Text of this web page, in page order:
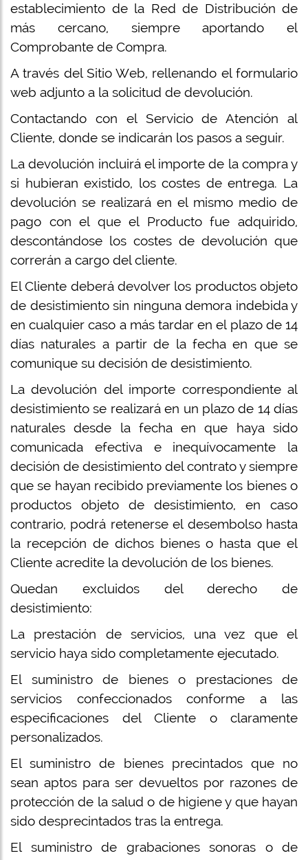
establecimiento de la Red de Distribución de
más cercano, siempre aportando el
Comprobante de Compra.
A través del Sitio Web, rellenando el formulario
web adjunto a la solicitud de devolución.
Contactando con el Servicio de Atención al
Cliente, donde se indicarán los pasos a seguir.
La devolución incluirá el importe de la compra y
si hubieran existido, los costes de entrega. La
devolución se realizará en el mismo medio de
pago con el que el Producto fue adquirido,
descontándose los costes de devolución que
correrán a cargo del cliente.
El Cliente deberá devolver los productos objeto
de desistimiento sin ninguna demora indebida y
en cualquier caso a más tardar en el plazo de 14
días naturales a partir de la fecha en que se
comunique su decisión de desistimiento.
La devolución del importe correspondiente al
desistimiento se realizará en un plazo de 14 días
naturales desde la fecha en que haya sido
comunicada efectiva e inequívocamente la
decisión de desistimiento del contrato y siempre
que se hayan recibido previamente los bienes o
productos objeto de desistimiento, en caso
contrario, podrá retenerse el desembolso hasta
la recepción de dichos bienes o hasta que el
Cliente acredite la devolución de los bienes.
Quedan excluidos del derecho de
desistimiento:
La prestación de servicios, una vez que el
servicio haya sido completamente ejecutado.
El suministro de bienes o prestaciones de
servicios confeccionados conforme a las
especificaciones del Cliente o claramente
personalizados.
El suministro de bienes precintados que no
sean aptos para ser devueltos por razones de
protección de la salud o de higiene y que hayan
sido desprecintados tras la entrega.
El suministro de grabaciones sonoras o de